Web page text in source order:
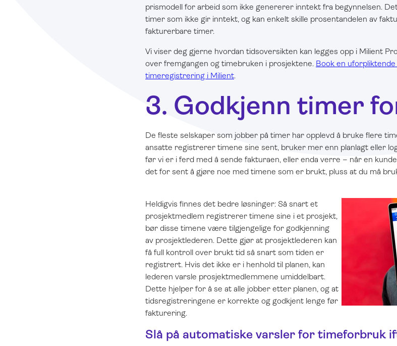
prismodell for arbeid som ikke genererer inntekt fra begynnelsen.
timer som ikke gir inntekt, og kan enkelt skille prosentandelen av
fakturerbare timer.
Vi viser deg gjerne hvordan tidsoversikten kan legges opp i Milient
over fremgangen og timebruken i prosjektene. Book en
timeregistrering i Milient.
3. Godkjenn timer
De fleste selskaper som jobber på timer har opplevd å bruke flere
ansatte registrerer timene sine sent, bruker mer enn planlagt eller
før vi er i ferd med å sende fakturaen, eller enda verre – når en
det for sent å gjøre noe med timene som er brukt, pluss at du må
Heldigvis finnes det bedre løsninger: Så snart et
prosjektmedlem registrerer timene sine i et prosjekt,
bør disse timene være tilgjengelige for godkjenning
av prosjektlederen. Dette gjør at prosjektlederen kan
få full kontroll over brukt tid så snart som tiden er
registrert. Hvis det ikke er i henhold til planen, kan
lederen varsle prosjektmedlemmene umiddelbart.
Dette hjelper for å se at alle jobber etter planen, og at
tidsregistreringene er korrekte og godkjent lenge før
fakturering.
Slå på automatiske varsler for timeforbruk